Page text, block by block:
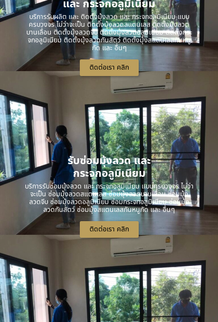
และ กระจกอลูมิเนียม
บริการรับผลิต และ ติดตั้งมุ้งลวด และ กระจกอลูมิเนียม แบบ
ครบวงจร ไม่ว่าจะเป็น ติดตั้งมุ้งลวดสแตนเลส ติดตั้งมุ้งลวด
บานเลื่อน ติดตั้งมุ้งลวดจีบ ติดตั้งมุ้งลวดอลูมิเนียม ติดตั้งกระ
จกอลูมิเนียม ติดตั้งมุ้งลวดกันสัตว์ ติดตั้งมุ้งสแตนเลสกันหนู
กัด และ อื่นๆ
ติดต่อเรา คลิก
รับซ่อมมุ้งลวด และ
กระจกอลูมิเนียม
บริการรับซ่อมมุ้งลวด และ กระจกอลูมิเนียม แบบครบวงจร ไม่ว่า
จะเป็น ซ่อมมุ้งลวดสแตนเลส ซ่อมมุ้งลวดบานเลื่อน ซ่อมมุ้ง
ลวดจีบ ซ่อมมุ้งลวดอลูมิเนียม ซ่อมกระจกอลูมิเนียม ซ่อมมุ้ง
ลวดกันสัตว์ ซ่อมมุ้งสแตนเลสกันหนูกัด และ อื่นๆ
ติดต่อเรา คลิก